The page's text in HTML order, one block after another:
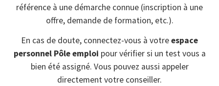
référence à une démarche connue (inscription à une
offre, demande de formation, etc.).
En cas de doute, connectez-vous à votreespace
personnel Pôle emploi pour vérifier si un test vous a
bien été assigné. Vous pouvez aussi appeler
directement votre conseiller.